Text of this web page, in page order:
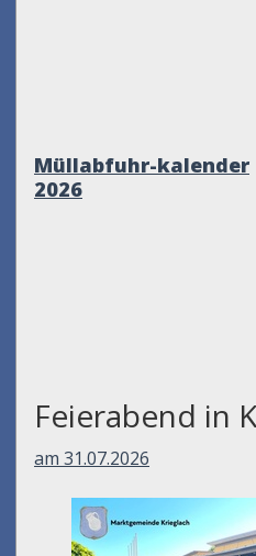
Müllabfuhr-kalender
2026
Feierabend in
am 31.07.2026